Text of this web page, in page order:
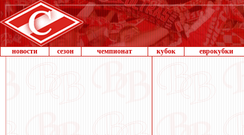
новости сезон чемпионат кубок еврокубки